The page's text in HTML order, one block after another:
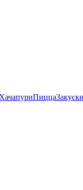
ХачапуриПицца